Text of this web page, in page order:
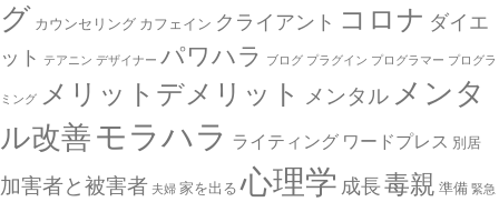
グ カウンセリング カフェイン クライアント コロナ ダイエ
ット
テアニン デザイナー パワハラ ブログ プラグイン プログラマー プログラ
ミング メリットデメリット メンタル メンタ
ル改善 モラハラ ライティング ワードプレス 別居
加害者と被害者 夫婦 家を出る 心理学 成長毒親 準備 緊急